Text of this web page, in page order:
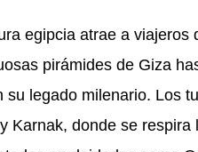
egipcia atrae a
pirámides de Giza
su legado milenario. Los
Karnak, donde se